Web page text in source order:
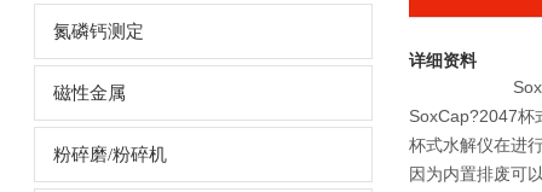
氮磷钙测定
磁性金属
粉碎磨/粉碎机
详细资料
SoxCap?2047杯
杯式水解仪在进
因为内置排废可